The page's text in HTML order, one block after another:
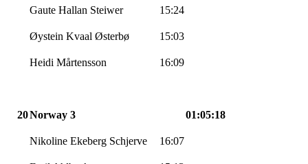
Gaute Hallan Steiwer 15:24
Øystein Kvaal Østerbø 15:03
Heidi Mårtensson 16:09
20Norway 3 01:05:18
Nikoline Ekeberg Schjerve 16:07